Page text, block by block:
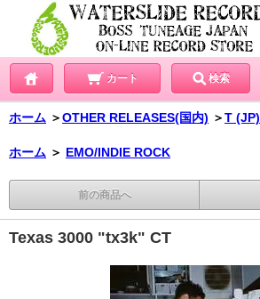
カート 検索
ホーム ＞OTHER RELEASES(国内) ＞T (JP)
ホーム ＞ EMO/INDIE ROCK
前の商品へ
Texas 3000 "tx3k" CT